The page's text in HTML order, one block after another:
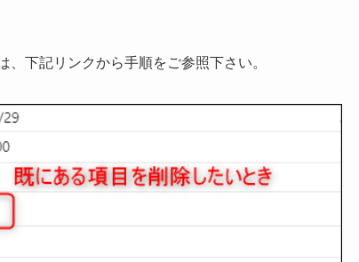
下記リンクから手順をご参照下さい。